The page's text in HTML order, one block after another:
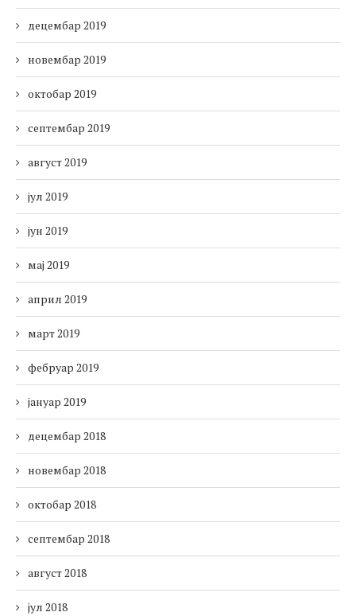
децембар 2019
новембар 2019
октобар 2019
септембар 2019
август 2019
јул 2019
јун 2019
мај 2019
април 2019
март 2019
фебруар 2019
јануар 2019
децембар 2018
новембар 2018
октобар 2018
септембар 2018
август 2018
јул 2018